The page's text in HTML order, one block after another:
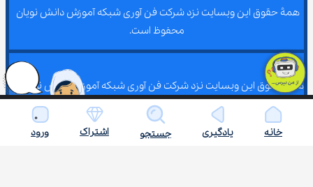
همۀ حقوق این وبسایت نزد شرکت فن آوری شبکه آموزش دانش نویان
محفوظ است.
همۀ حقوق این وبسایت نزد شرکت فن آوری شبکه آموزش دانش نویان
محفوظ است.
خانه یادگیری جستجو اشتراک ورود